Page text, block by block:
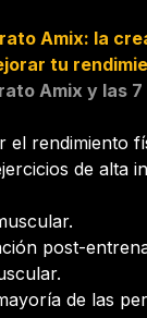
Amix: la
tu
Amix y las
el rendimiento
de alta
post-
de las